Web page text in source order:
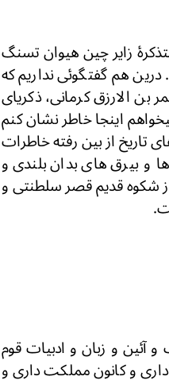
زایر چین هیوان تسنگ
هم گفتگوئی نداریم که
الارزق کرمانی، ذکریای
اینجا خاطر نشان کنم
تاریخ از بین رفته خاطرات
و بیرق های بدان بلندی و
شکوه قدیم قصر سلطنتی و
آئین و زبان و ادبیات قوم
و کانون مملکت داری و